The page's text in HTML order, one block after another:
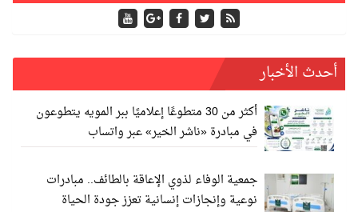
أحدث الأخبار
أكثر من 30 متطوعًا إعلاميًا ببر المويه يتطوعون
في مبادرة «ناشر الخير» عبر واتساب
جمعية الوفاء لذوي الإعاقة بالطائف.. مبادرات
نوعية وإنجازات إنسانية تعزز جودة الحياة